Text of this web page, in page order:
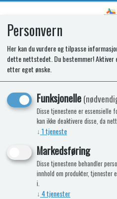
SR VENT COVER
Personvern
Her kan du vurdere og tilpasse
dette nettstedet. Du bestemmer!
etter eget ønske.
Funksjonelle
Disse tjenestene er essensielle
kan ikke deaktivere disse, da
↓ 1tjeneste
Markedsføring
Disse tjenestene behandler
innhold om produkter, tjenester
i.
↓ 4tjenester